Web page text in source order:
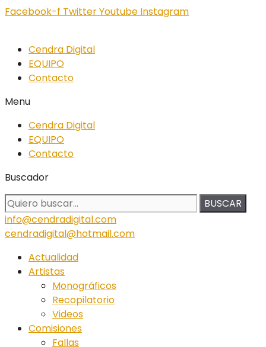
Facebook-f TwitterYoutube Instagram
Cendra Digital
EQUIPO
Contacto
Menu
Cendra Digital
EQUIPO
Contacto
Buscador
BUSCAR
info@cendradigital.com
cendradigital@hotmail.com
Actualidad
Artistas
Monográficos
Recopilatorio
Videos
Comisiones
Fallas